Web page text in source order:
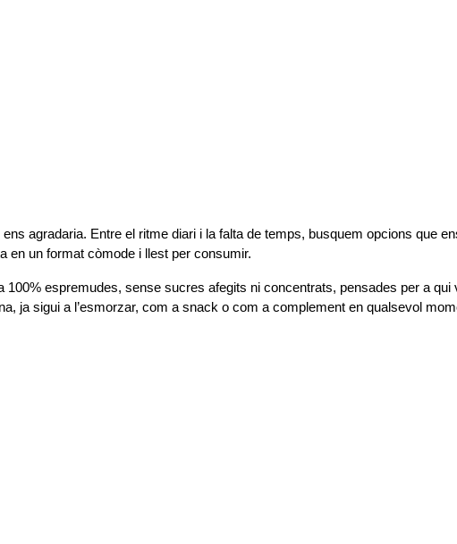
agradaria. Entre el ritme diari i la falta de temps, busquem opcions que
en un format còmode i llest per consumir.
espremudes, sense sucres afegits ni concentrats, pensades per a
ja sigui a l’esmorzar, com a snack o com a complement en qualsevol